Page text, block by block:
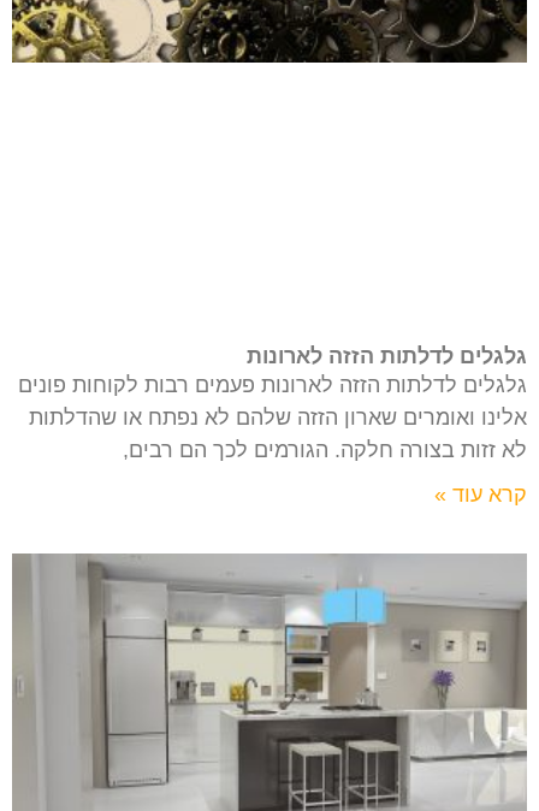
גלגלים לדלתות הזזה לארונות
גלגלים לדלתות הזזה לארונות פעמים רבות לקוחות פונים
אלינו ואומרים שארון הזזה שלהם לא נפתח או שהדלתות
לא זזות בצורה חלקה. הגורמים לכך הם רבים,
קרא עוד »